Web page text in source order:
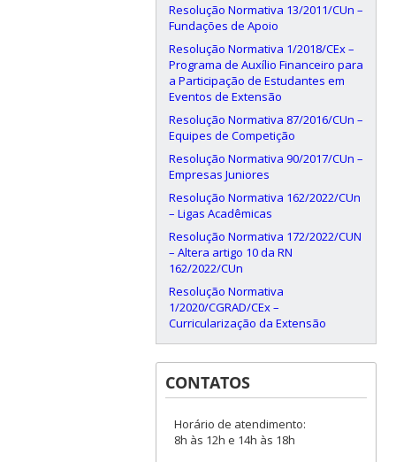
Resolução Normativa 13/2011/CUn –
Fundações de Apoio
Resolução Normativa 1/2018/CEx –
Programa de Auxílio Financeiro para
a Participação de Estudantes em
Eventos de Extensão
Resolução Normativa 87/2016/CUn –
Equipes de Competição
Resolução Normativa 90/2017/CUn –
Empresas Juniores
Resolução Normativa 162/2022/CUn
– Ligas Acadêmicas
Resolução Normativa 172/2022/CUN
– Altera artigo 10 da RN
162/2022/CUn
Resolução Normativa
1/2020/CGRAD/CEx –
Curricularização da Extensão
CONTATOS
Horário de atendimento:
8h às 12h e 14h às 18h